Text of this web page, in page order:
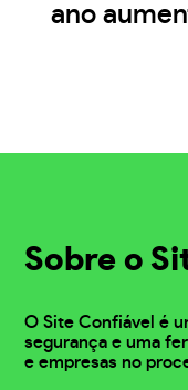
ano
Sobre o
O Site Confiável é
segurança e uma
e empresas no